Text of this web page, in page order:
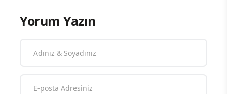
Yorum Yazın